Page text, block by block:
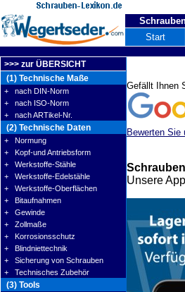
Start
>>> zur ÜBERSICHT
(1) Technische Maße
+ nach DIN-Norm
+ nach ISO-Norm
+ nach ARTikel-Nr.
(2) Technische Daten
+ Normung
+ Kopf-und Antriebsform
+ Werkstoffe-Stähle
+ Werkstoffe-Edelstähle
+ Werkstoffe-Oberflächen
+ Bitaufnahmen
+ Gewinde
+ Zollmaße
+ Korrosionsschutz
+ Blindniettechnik
+ Sicherung von Schrauben
+ Technisches Zubehör
(3) Tools
Gefällt Ihnen
Bewerten Sie
Unsere